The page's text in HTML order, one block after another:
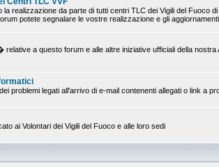
la realizzazione da parte di tutti centri TLC dei Vigili del Fuoco
potete segnalare le vostre realizzazione e gli
relative a questo forum e alle altre iniziative ufficiali della
problemi legati all'arrivo di e-mail contenenti allegati o link a
ai Volontari dei Vigili del Fuoco e alle loro sedi